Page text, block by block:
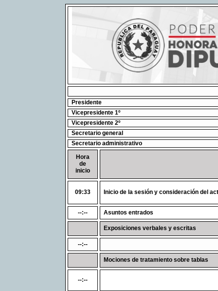
Presidente
Vicepresidente 1º
Vicepresidente 2º
Secretario general
Secretario administrativo
Hora
de
inicio
09:33 Inicio de la sesión y consideración del
--:-- Asuntos entrados
Exposiciones verbales y escritas
--:--
Mociones de tratamiento sobre tablas
--:--